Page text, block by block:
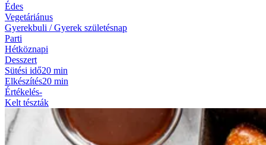
Édes
Vegetáriánus
Gyerekbuli / Gyerek születésnap
Parti
Hétköznapi
Desszert
Sütési idő20 min
Elkészítés20 min
Értékelés-
Kelt tészták